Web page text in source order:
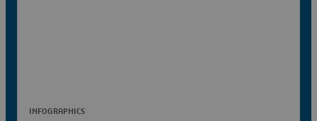
INFOGRAPHICS